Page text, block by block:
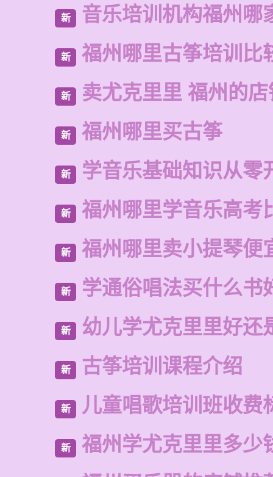
新 音乐培训机构福州哪
新 福州哪里古筝培训比
新 卖尤克里里 福州的
新 福州哪里买古筝
新 学音乐基础知识从零
新 福州哪里学音乐高考
新 福州哪里卖小提琴便
新 学通俗唱法买什么书
新 幼儿学尤克里里好还
新 古筝培训课程介绍
新 儿童唱歌培训班收费
新 福州学尤克里里多少